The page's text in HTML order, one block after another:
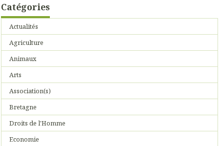
Catégories
Actualités
Agriculture
Animaux
Arts
Association(s)
Bretagne
Droits de l'Homme
Economie